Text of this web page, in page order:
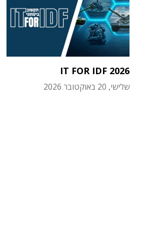
IT FOR IDF 2026
שלישי, 20 באוקטובר 2026